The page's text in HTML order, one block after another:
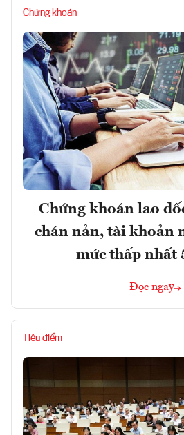
Chứng khoán
Chứng khoán lao
chán nản, tài khoản
mức thấp nhất
Đọc ngay
Tiêu điểm